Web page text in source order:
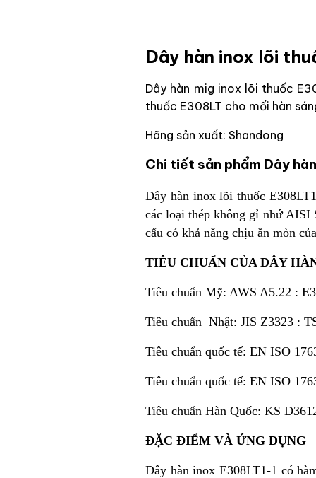
Dây hàn inox lõi
Dây hàn mig inox lõi thuốc
thuốc E308LT cho mối hàn
Hãng sản xuất: Shandong
Chi tiết sản phẩm Dây
Dây hàn inox lõi thuốc
các loại thép không gỉ nhứ AISI
cấu có khả năng chịu ăn mòn
TIÊU CHUẨN CỦA DÂY
Tiêu chuẩn Mỹ: AWS A5.22 :
Tiêu chuẩn Nhật: JIS Z3323 :
Tiêu chuẩn quốc tế: EN ISO
Tiêu chuẩn quốc tế: EN ISO
Tiêu chuẩn Hàn Quốc: KS
ĐẶC ĐIỂM VÀ ỨNG DỤNG
Dây hàn inox E308LT1-1 có